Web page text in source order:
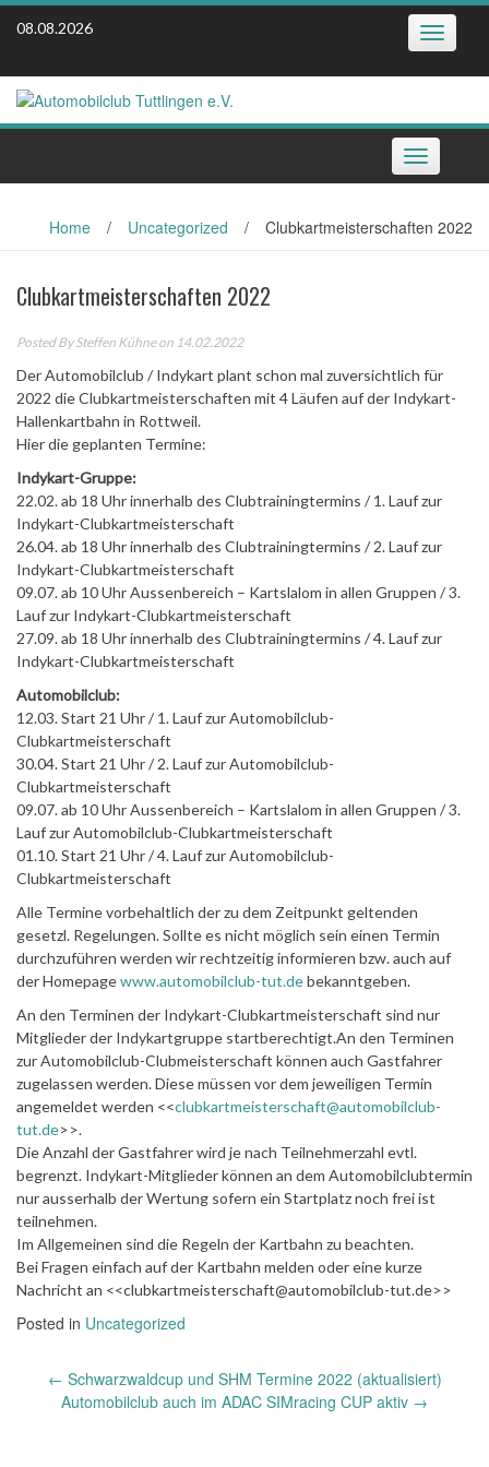
Skip
08.08.2026 Toggle
Toggle
navigation
Home / Uncategorized / Clubkartmeisterschaften 2022
Clubkartmeisterschaften 2022
Posted BySteffen Kühneon 14.02.2022
Der Automobilclub / Indykart plant schon mal zuversichtlich für
2022 die Clubkartmeisterschaften mit 4 Läufen auf der Indykart-
Hallenkartbahn in Rottweil.
Hier die geplanten Termine:
Indykart-Gruppe:
22.02. ab 18 Uhr innerhalb des Clubtrainingtermins / 1. Lauf zur
Indykart-Clubkartmeisterschaft
26.04. ab 18 Uhr innerhalb des Clubtrainingtermins / 2. Lauf zur
Indykart-Clubkartmeisterschaft
09.07. ab 10 Uhr Aussenbereich – Kartslalom in allen Gruppen / 3.
Lauf zur Indykart-Clubkartmeisterschaft
27.09. ab 18 Uhr innerhalb des Clubtrainingtermins / 4. Lauf zur
Indykart-Clubkartmeisterschaft
Automobilclub:
12.03. Start 21 Uhr / 1. Lauf zur Automobilclub-
Clubkartmeisterschaft
30.04. Start 21 Uhr / 2. Lauf zur Automobilclub-
Clubkartmeisterschaft
09.07. ab 10 Uhr Aussenbereich – Kartslalom in allen Gruppen / 3.
Lauf zur Automobilclub-Clubkartmeisterschaft
01.10. Start 21 Uhr / 4. Lauf zur Automobilclub-
Clubkartmeisterschaft
Alle Termine vorbehaltlich der zu dem Zeitpunkt geltenden
gesetzl. Regelungen. Sollte es nicht möglich sein einen Termin
durchzuführen werden wir rechtzeitig informieren bzw. auch auf
der Homepagewww.automobilclub-tut.debekanntgeben.
An den Terminen der Indykart-Clubkartmeisterschaft sind nur
Mitglieder der Indykartgruppe startberechtigt.An den Terminen
zur Automobilclub-Clubmeisterschaft können auch Gastfahrer
zugelassen werden. Diese müssen vor dem jeweiligen Termin
angemeldet werden <<clubkartmeisterschaft@automobilclub-
tut.de>>.
Die Anzahl der Gastfahrer wird je nach Teilnehmerzahl evtl.
begrenzt. Indykart-Mitglieder können an dem Automobilclubtermin
nur ausserhalb der Wertung sofern ein Startplatz noch frei ist
teilnehmen.
Im Allgemeinen sind die Regeln der Kartbahn zu beachten.
Bei Fragen einfach auf der Kartbahn melden oder eine kurze
Nachricht an <<clubkartmeisterschaft@automobilclub-tut.de>>
Posted in Uncategorized
Post
navigation
← Schwarzwaldcup und SHM Termine 2022 (aktualisiert)
Automobilclub auch im ADAC SIMracing CUP aktiv →